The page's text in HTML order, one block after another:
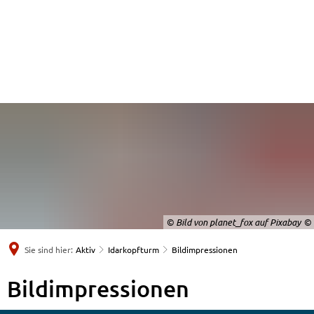
© Bild von planet_fox auf Pixabay
Sie sind hier: Aktiv Idarkopfturm Bildimpressionen
Bildimpressionen
Bildimpressionen